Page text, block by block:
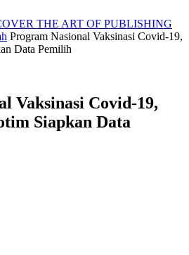
THE ART OF PUBLISHING
Program Nasional Vaksinasi Covid-19,
Data Pemilih
Vaksinasi Covid-19,
Siapkan Data